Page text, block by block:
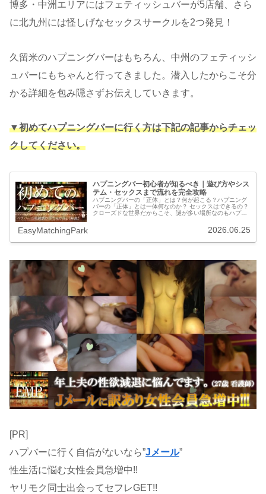
博多・中洲エリアにはフェティッシュバーが5店舗、さら
に北九州には怪しげなセックスサークルを2つ発見！
久留米のハプニングバーはもちろん、中州のフェティッシ
ュバーにもちゃんと行ってきました。潜入したからこそ分
かる詳細を包み隠さずお伝えしていきます。
▼初めてハプニングバーに行く方は下記の記事からチェッ
クしてください。
ハプニングバー初心者が知るべき｜遊び方やシス
テム・セックスまで流れを完全攻略
ハプニングバーの「正体」とは？何が起こる？ハプニング
バーの「正体」とは一体何なのか？ セックスはできるの？
クローズドな世界だからこそ、謎が多い場所なのもハプニ
EasyMatchingPark 2026.06.25
[PR]
ハプバーに行く自信がないなら”Jメール”
性生活に悩む女性会員急増中!!
ヤリモク同士出会ってセフレGET!!